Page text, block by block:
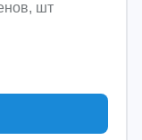
шт